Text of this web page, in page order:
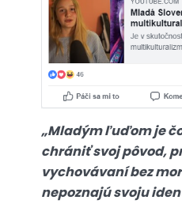
„Mladým ľuďom je
chrániť svoj pôvod,
vychovávaní bez
nepoznajú svoju